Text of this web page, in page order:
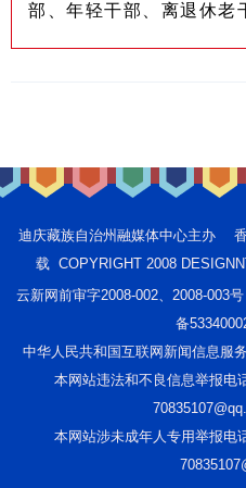
部、年轻干部、离退休老
迪庆藏族自治州融媒体中心主办
载 COPYRIGHT 2008
云新网前审字2008-002、2008-003
备
中华人民共和国互联网新闻信息服
本网站违法和不良信息举报电
本网站涉未成年人专用举报电